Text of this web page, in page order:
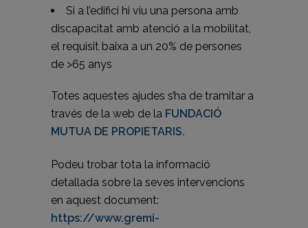
Si a l’edifici hi viu una persona amb
discapacitat amb atenció a la mobilitat,
el requisit baixa a un 20% de persones
de >65 anys
Totes aquestes ajudes s’ha de tramitar a
través de la web de la FUNDACIÓ
MUTUA DE PROPIETARIS.
Podeu trobar tota la informació
detallada sobre la seves intervencions
en aquest document:
https://www.gremi-